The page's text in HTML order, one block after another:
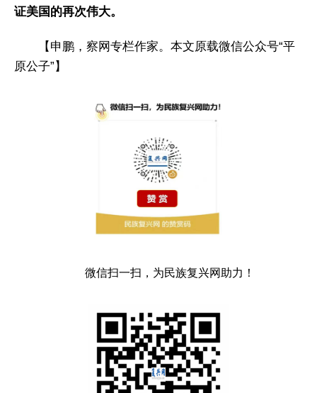
证美国的再次伟大。
【申鹏，察网专栏作家。本文原载微信公众号“平
原公子”】
微信扫一扫，为民族复兴网助力！